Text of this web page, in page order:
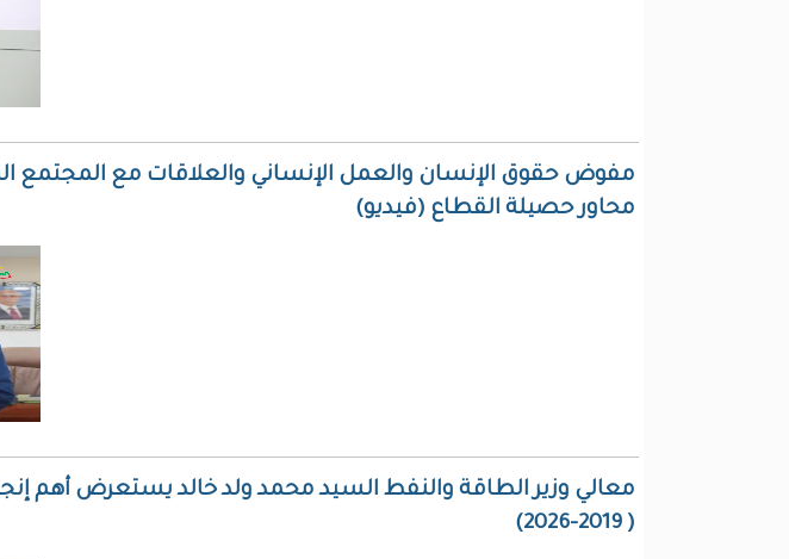
مفوض حقوق الإنسان والعمل الإنساني والعلاقات مع المجتمع
محاور حصيلة القطاع (فيديو)
معالي وزير الطاقة والنفط السيد محمد ولد خالد يستعرض أهم
( 2019-2026)